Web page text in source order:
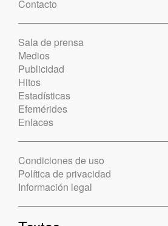
Contacto
Sala de prensa
Medios
Publicidad
Hitos
Estadísticas
Efemérides
Enlaces
Condiciones de uso
Política de privacidad
Información legal